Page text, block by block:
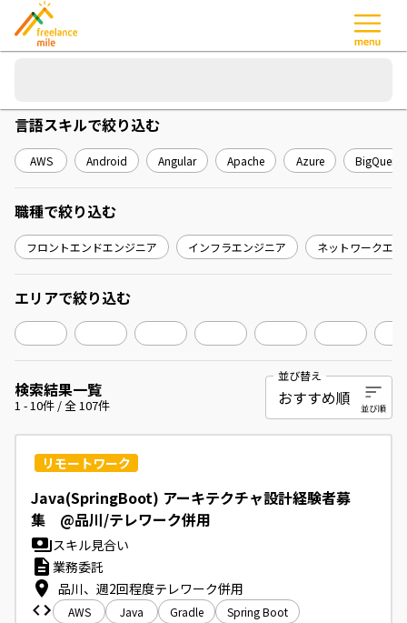
検索結果一覧
1 -10件 / 全107件
並び替え
リモートワーク
Java(SpringBoot) アーキテクチャ設計経験者募
集 @品川/テレワーク併用
スキル見合い
業務委託
品川、週2回程度テレワーク併用
AWS Java Gradle Spring Boot
言語スキルで絞り込む
AWS Android Angular Apache Azure BigQuery
職種で絞り込む
フロントエンドエンジニア インフラエンジニア ネットワークエ
エリアで絞り込む